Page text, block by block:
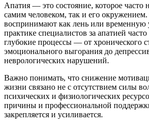
Апатия — это состояние, которое часто
самим человеком, так и его окружением.
воспринимают как лень или временную
практике специалистов за апатией
глубокие процессы — от хронического
эмоционального выгорания до
неврологических нарушений.
Важно понимать, что снижение
жизни связано не с отсутствием силы
психических и физиологических
причины и профессиональной
закрепляется и усиливается.